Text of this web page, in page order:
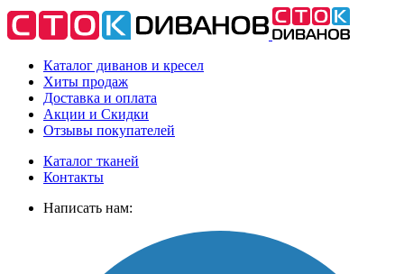
Каталог диванов и кресел
Хиты продаж
Доставка и оплата
Акции и Скидки
Отзывы покупателей
Каталог тканей
Контакты
Написать нам: